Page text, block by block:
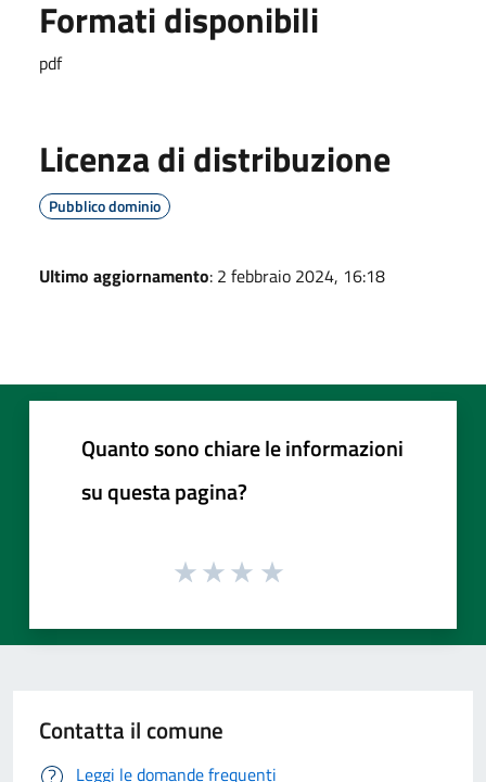
Formati disponibili
pdf
Licenza di distribuzione
Pubblico dominio
Ultimo aggiornamento: 2 febbraio 2024, 16:18
Quanto sono chiare le informazioni
su questa pagina?
Contatta il comune
Leggi le domande frequenti